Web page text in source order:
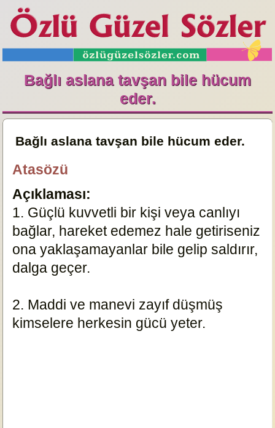
Bağlı aslana tavşan bile hücum
eder.
Bağlı aslana tavşan bile hücum eder.
Atasözü
Açıklaması:
1. Güçlü kuvvetli bir kişi veya canlıyı
bağlar, hareket edemez hale getiriseniz
ona yaklaşamayanlar bile gelip saldırır,
dalga geçer.
2. Maddi ve manevi zayıf düşmüş
kimselere herkesin gücü yeter.